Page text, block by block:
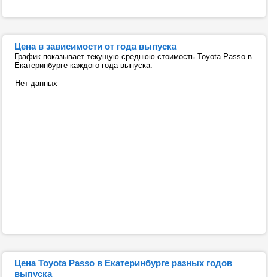
Цена в зависимости от года выпуска
График показывает текущую среднюю стоимость Toyota Passo в
Екатеринбурге каждого года выпуска.
Нет данных
Цена Toyota Passo в Екатеринбурге разных годов
выпуска